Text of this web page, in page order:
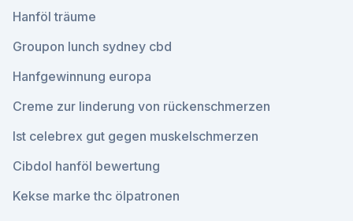
Hanföl träume
Groupon lunch sydney cbd
Hanfgewinnung europa
Creme zur linderung von rückenschmerzen
Ist celebrex gut gegen muskelschmerzen
Cibdol hanföl bewertung
Kekse marke thc ölpatronen